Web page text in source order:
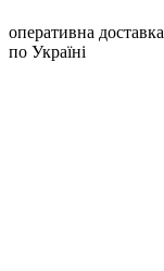
оперативна доставка
по Україні